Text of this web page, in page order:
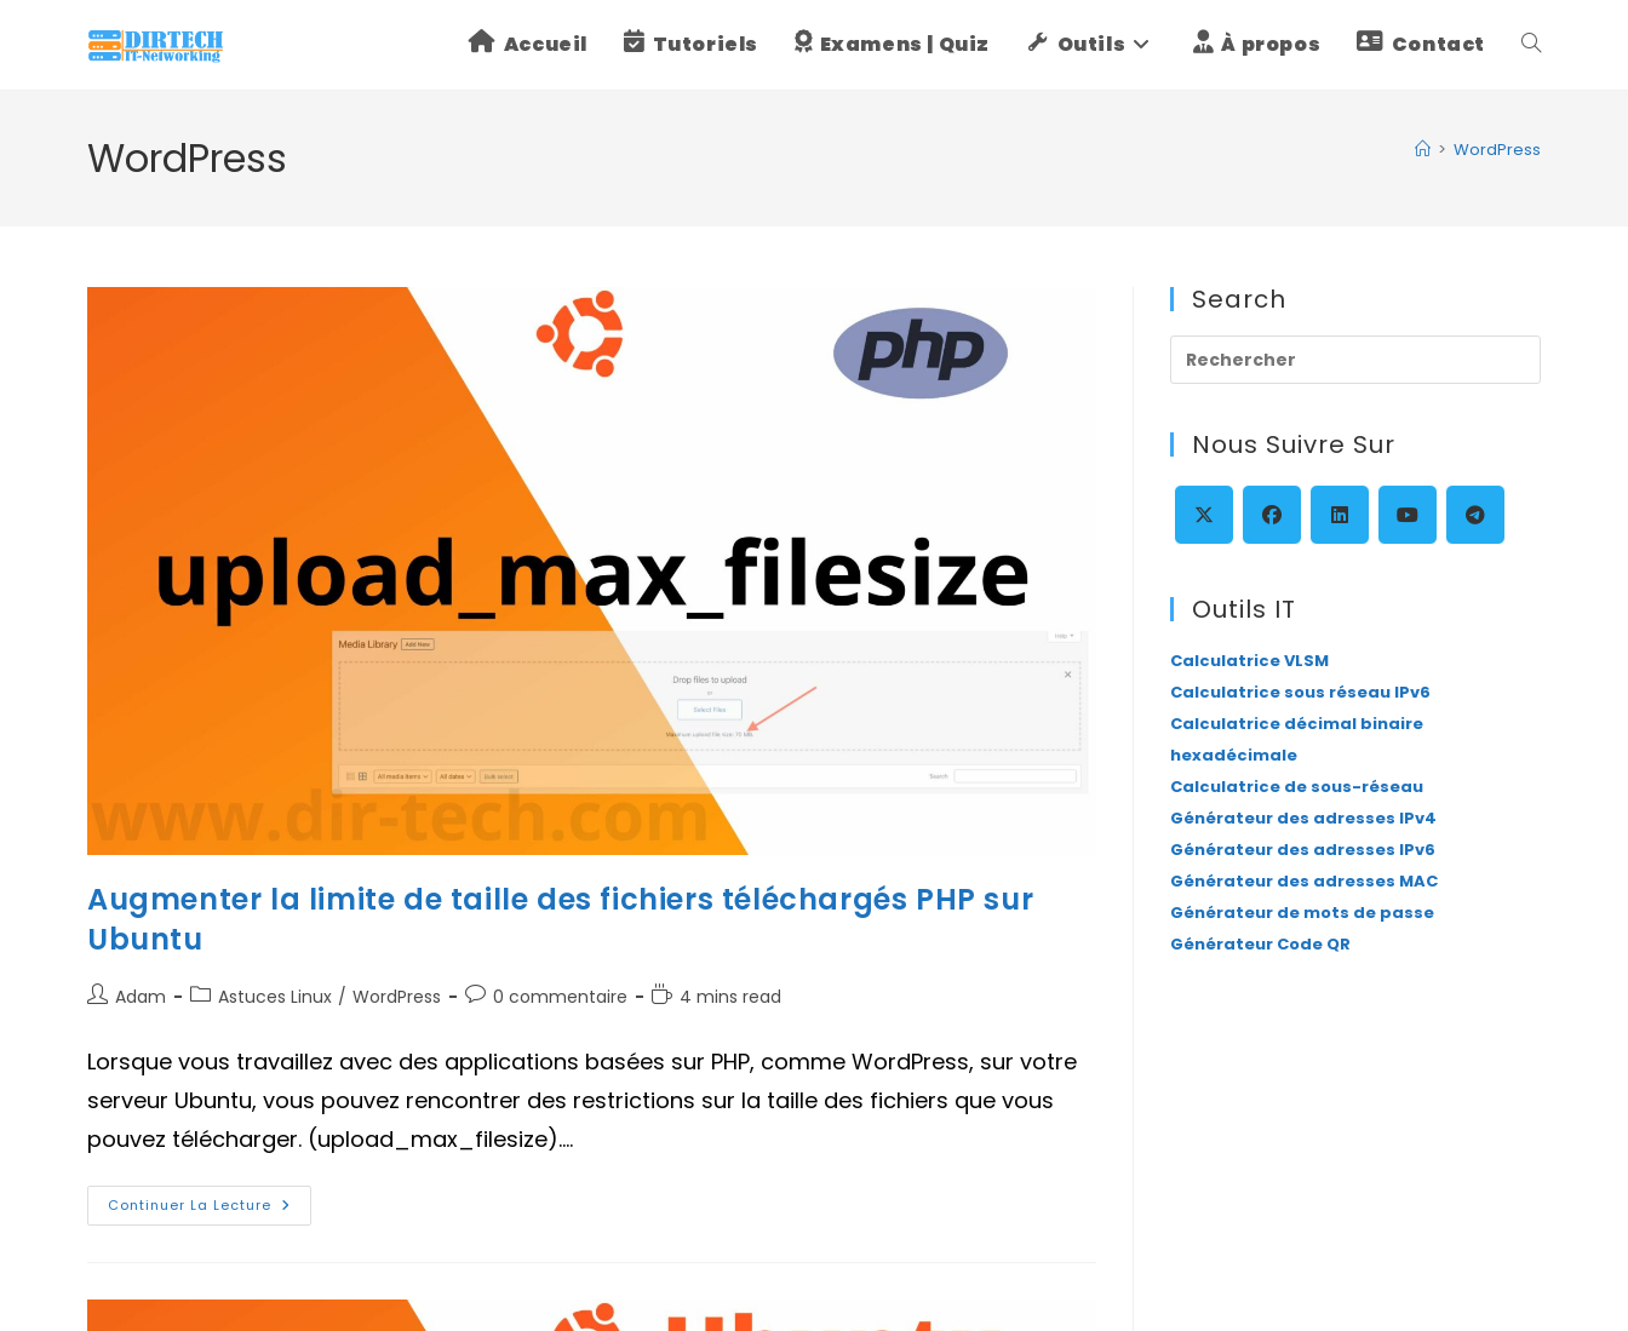
Accueil Tutoriels Examens | Quiz Outils À propos Contact Toggle
WordPress > WordPress
Augmenter la limite de taille des fichiers téléchargés PHP sur
Ubuntu
Auteur/autrice
publication :
Adam
PostAstuces Linux / WordPress
Commentaires
publication :
0 commentaire
Temps4 mins read
Lorsque vous travaillez avec des applications basées sur PHP, comme WordPress, sur votre
serveur Ubuntu, vous pouvez rencontrer des restrictions sur la taille des fichiers que vous
pouvez télécharger. (upload_max_filesize).…
Continuer La Lecture Augmenter
La
Fichiers
Search
Escape
Nous Suivre Sur
dans
un
nouvel
onglet
dans
nouvel
onglet
nouvel
onglet onglet
Outils IT
Calculatrice VLSM
Calculatrice sous réseau IPv6
Calculatrice décimal binaire
hexadécimale
Calculatrice de sous-réseau
Générateur des adresses IPv4
Générateur des adresses IPv6
Générateur des adresses MAC
Générateur de mots de passe
Générateur Code QR